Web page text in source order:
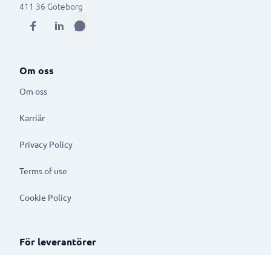
411 36 Göteborg
Om oss
Om oss
Karriär
Privacy Policy
Terms of use
Cookie Policy
För leverantörer